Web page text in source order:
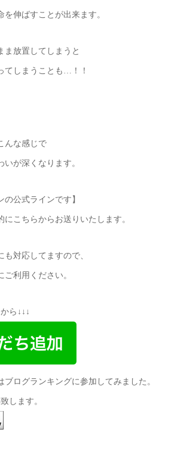
を伸ばすことが出来ます。
ま放置してしまうと
てしまうことも…！！
んな感じで
が深くなります。
の公式ラインです】
にこちらからお送りいたします。
も対応してますので、
ご利用ください。
ら↓↓↓
ブログランキングに参加してみました。
します。